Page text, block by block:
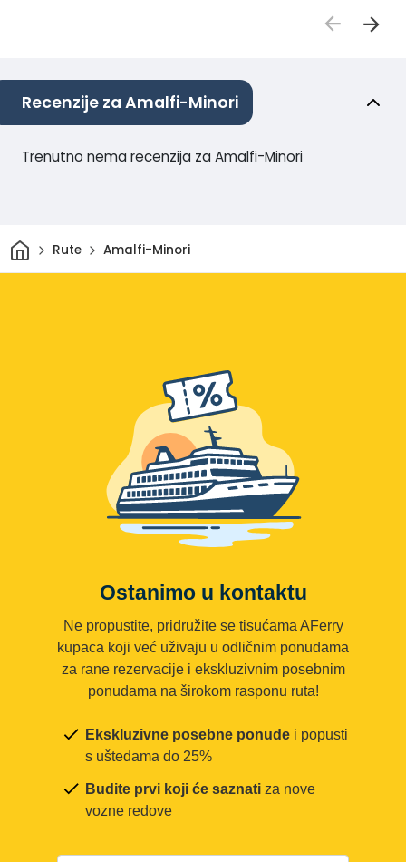
Recenzije za Amalfi-Minori
Trenutno nema recenzija za Amalfi-Minori
DomRute Amalfi-Minori
Ostanimo u kontaktu
Ne propustite, pridružite se tisućama AFerry
kupaca koji već uživaju u odličnim ponudama
za rane rezervacije i ekskluzivnim posebnim
ponudama na širokom rasponu ruta!
Ekskluzivne posebne ponude i popusti
s uštedama do 25%
Budite prvi koji će saznati za nove
vozne redove